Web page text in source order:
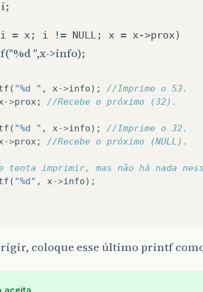
= x; i != NULL; x = x->prox)
",x->info);
( "%d " , x->info);
//Imprime o 53.
->prox ; //Recebe o próximo (32).
( "%d " , x->info);
//Imprime o 32.
->prox ; //Recebe o próximo (NULL).
tenta imprimir, mas não há nada
( "%d" , x->info);
coloque esse último printf